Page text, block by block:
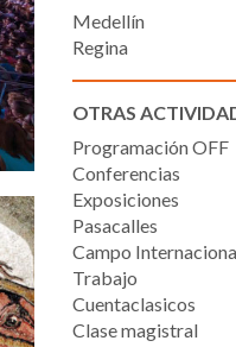
Medellín
Regina
OTRAS
Programación OFF
Conferencias
Exposiciones
Pasacalles
Campo
Trabajo
Cuentaclasicos
Clase magistral